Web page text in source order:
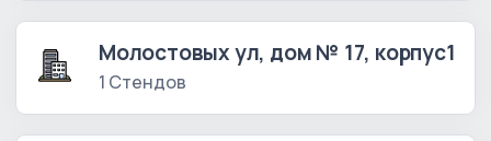
Молостовых ул, дом № 17, корпус1
1 Стендов